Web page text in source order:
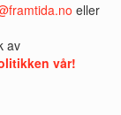
eller
av
vår!